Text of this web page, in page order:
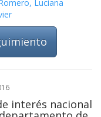
Luciana
interés nacional